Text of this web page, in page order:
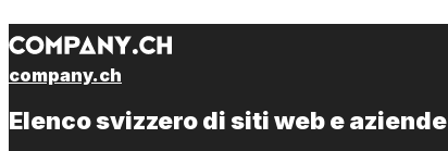
company.ch
Elenco svizzero di siti web e aziende